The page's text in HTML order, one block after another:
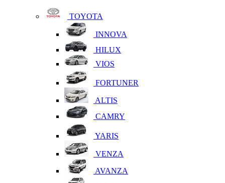
TOYOTA
INNOVA
HILUX
VIOS
FORTUNER
ALTIS
CAMRY
YARIS
VENZA
AVANZA